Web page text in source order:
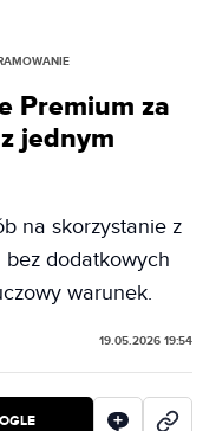
Premium za
jednym
na skorzystanie z
bez dodatkowych
warunek.
19.05.2026 19:54